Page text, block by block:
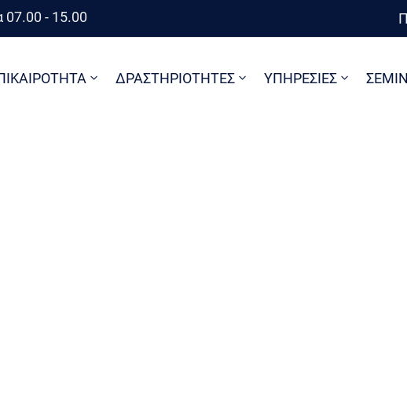
07.00 - 15.00
ΔΡΑΣΤΗΡΙΟΤΗΤΕΣ ΥΠΗΡΕΣΙΕΣ